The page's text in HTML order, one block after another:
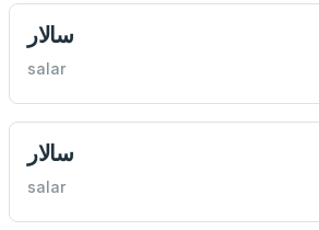
سالار
salar
سالار
salar